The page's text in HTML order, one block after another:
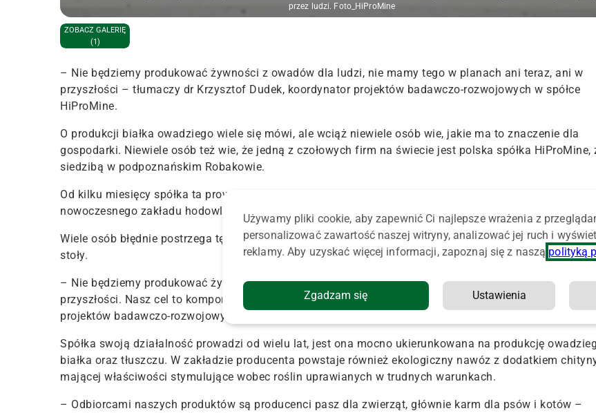
przez ludzi. Foto_HiProMine
ZOBACZ GALERIĘ
(1)
– Nie będziemy produkować żywności z owadów dla ludzi, nie mamy tego w planach ani teraz, ani w
przyszłości – tłumaczy dr Krzysztof Dudek, koordynator projektów badawczo-rozwojowych w spółce
HiProMine.
O produkcji białka owadziego wiele się mówi, ale wciąż niewiele osób wie, jakie ma to znaczenie dla
gospodarki. Niewiele osób też wie, że jedną z czołowych firm na świecie jest polska spółka HiProMine,
siedzibą w podpoznańskim Robakowie.
Od kilku miesięcy spółka ta prowadzi proces inwestycyjny i lada moment rozpocznie się budowa
nowoczesnego zakładu hodowli
Wiele osób błędnie postrzega tę budowę jako przyczółek do produkcji owadów, które miałyby trafić na
stoły.
– Nie będziemy produkować żywności z owadów dla ludzi, nie mamy tego w planach ani teraz, ani w
przyszłości. Nasz cel to komponenty pasz dla zwierząt – zapewnia dr
Krzysztof Dudek, koordynator
projektów badawczo-rozwojowych w spółce HiProMine.
Spółka swoją działalność prowadzi od wielu lat, jest ona mocno ukierunkowana na produkcję
białka oraz tłuszczu. W zakładzie producenta powstaje również ekologiczny nawóz z dodatkiem
mającej właściwości stymulujące wobec roślin uprawianych w trudnych warunkach.
– Odbiorcami naszych produktów są producenci pasz dla zwierząt, głównie karm dla psów i kotów –
Używamy pliki cookie, aby zapewnić Ci najlepsze wrażenia z
personalizować zawartość naszej witryny, analizować jej ruch i
reklamy. Aby uzyskać więcej informacji, zapoznaj się z naszą polityką
Zgadzam się Ustawienia